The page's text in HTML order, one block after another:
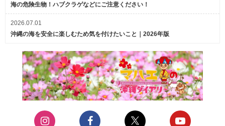
海の危険生物！ハブクラゲなどにご注意ください！
2026.07.01
沖縄の海を安全に楽しむため気を付けたいこと｜2026年版